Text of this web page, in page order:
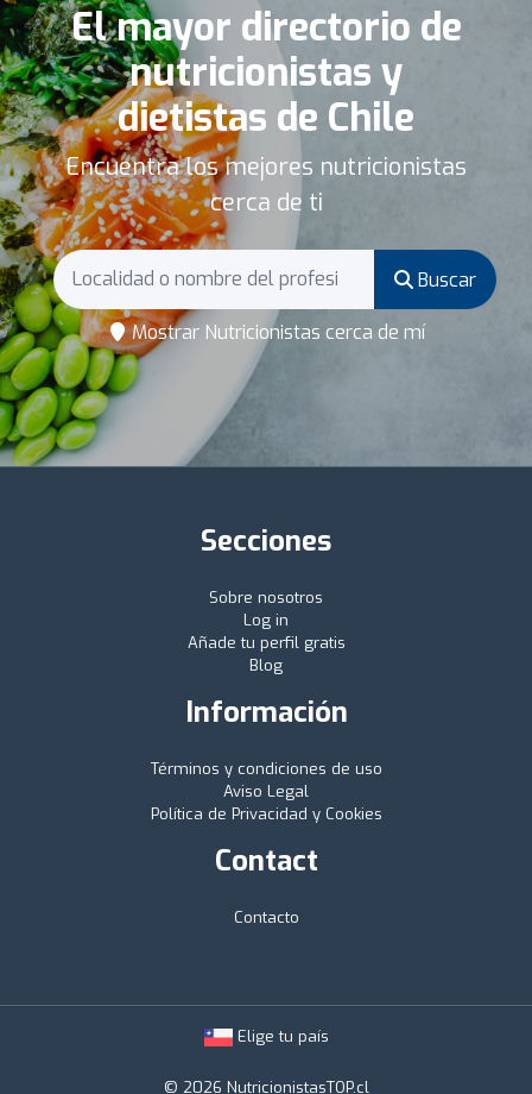
El mayor directorio de
nutricionistas y
dietistas de Chile
Encuentra los mejores nutricionistas
cerca de ti
Buscar
Mostrar Nutricionistas cerca de mí
Secciones
Sobre nosotros
Log in
Añade tu perfil gratis
Blog
Información
Términos y condiciones de uso
Aviso Legal
Política de Privacidad y Cookies
Contact
Contacto
Elige tu país
© 2026 NutricionistasTOP.cl